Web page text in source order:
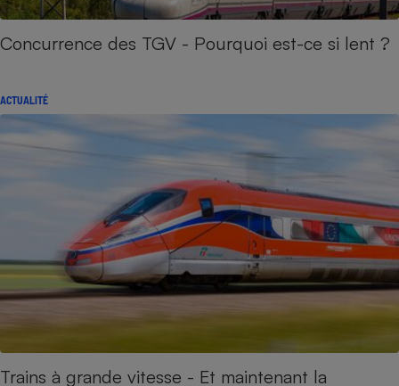
Concurrence des TGV - Pourquoi est-ce si lent ?
ACTUALITÉ
Trains à grande vitesse - Et maintenant la